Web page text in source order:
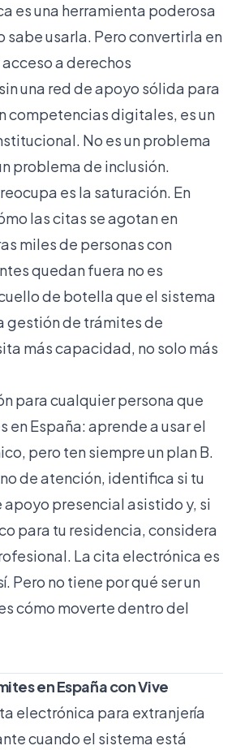
es una herramienta poderosa
sabe usarla. Pero convertirla en
a derechos
una red de apoyo sólida para
competencias digitales, es un
No es un problema
problema de inclusión.
es la saturación. En
las citas se agotan en
miles de personas con
quedan fuera no es
de botella que el sistema
gestión de trámites de
más capacidad, no solo más
para cualquier persona que
España: aprende a usar el
pero ten siempre un plan B.
de atención, identifica si tu
presencial asistido y, si
para tu residencia, considera
La cita electrónica es
Pero no tiene por qué ser un
cómo moverte dentro del
en España con Vive
electrónica para extranjería
cuando el sistema está